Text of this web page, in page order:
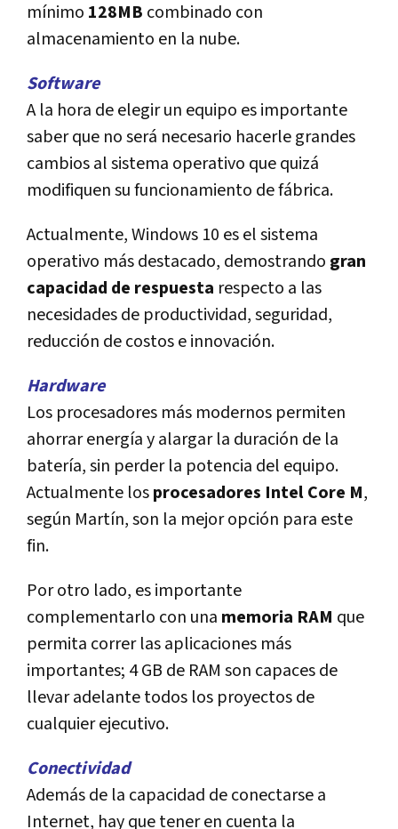
mínimo 128MB combinado con
almacenamiento en la nube.
Software
A la hora de elegir un equipo es importante
saber que no será necesario hacerle grandes
cambios al sistema operativo que quizá
modifiquen su funcionamiento de fábrica.
Actualmente, Windows 10 es el sistema
operativo más destacado, demostrando gran
capacidad de respuesta respecto a las
necesidades de productividad, seguridad,
reducción de costos e innovación.
Hardware
Los procesadores más modernos permiten
ahorrar energía y alargar la duración de la
batería, sin perder la potencia del equipo.
Actualmente losprocesadores Intel Core M,
según Martín, son la mejor opción para este
fin.
Por otro lado, es importante
complementarlo con una memoria RAM que
permita correr las aplicaciones más
importantes; 4 GB de RAM son capaces de
llevar adelante todos los proyectos de
cualquier ejecutivo.
Conectividad
Además de la capacidad de conectarse a
Internet, hay que tener en cuenta la